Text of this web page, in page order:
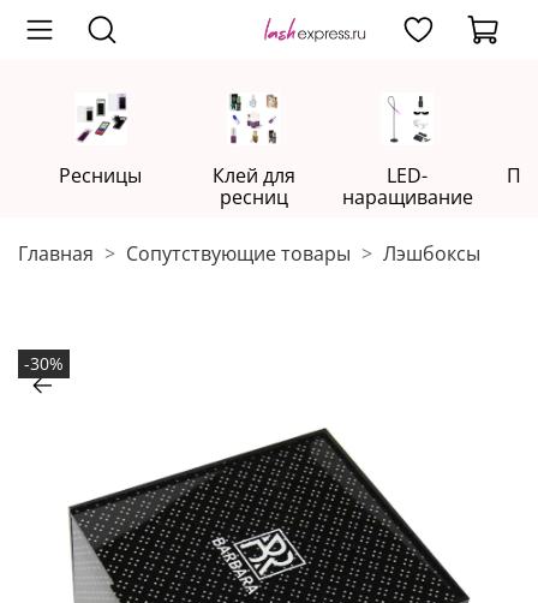
Ресницы
Клей для
ресниц
LED-
наращивание
Главная Сопутствующие товары Лэшбоксы
-30%